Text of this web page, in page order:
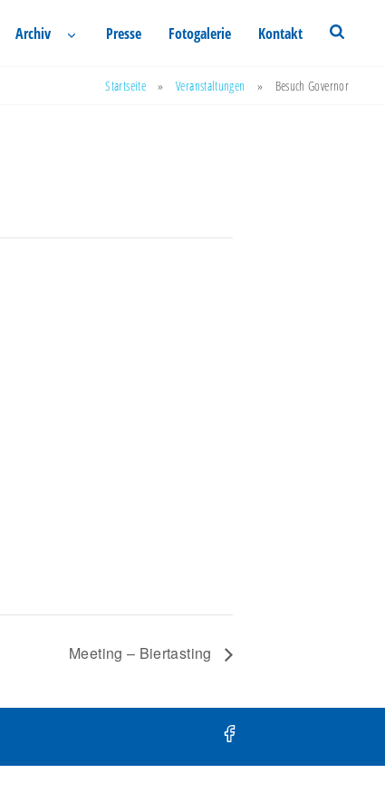
Archiv Presse Fotogalerie Kontakt
Startseite » Veranstaltungen » Besuch Governor
Meeting – Biertasting